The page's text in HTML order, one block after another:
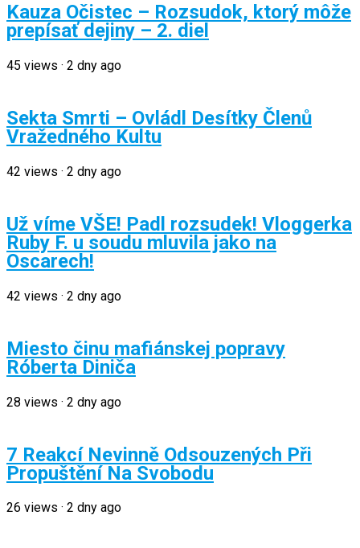
Kauza Očistec – Rozsudok, ktorý môže
prepísať dejiny – 2. diel
45 views · 2 dny ago
Sekta Smrti – Ovládl Desítky Členů
Vražedného Kultu
42 views · 2 dny ago
Už víme VŠE! Padl rozsudek! Vloggerka
Ruby F. u soudu mluvila jako na
Oscarech!
42 views · 2 dny ago
Miesto činu mafiánskej popravy
Róberta Diniča
28 views · 2 dny ago
7 Reakcí Nevinně Odsouzených Při
Propuštění Na Svobodu
26 views · 2 dny ago